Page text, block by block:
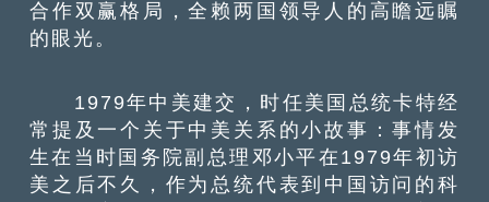
合作双赢格局，全赖两国领导人的高瞻远瞩
的眼光。
1979年中美建交，时任美国总统卡特经
常提及一个关于中美关系的小故事：事情发
生在当时国务院副总理邓小平在1979年初访
美之后不久，作为总统代表到中国访问的科